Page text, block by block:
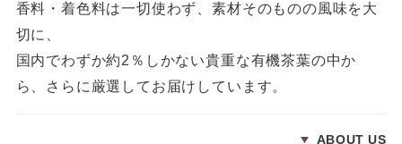
香料・着色料は一切使わず、素材そのものの風味を大
切に、
国内でわずか約2％しかない貴重な有機茶葉の中か
ら、さらに厳選してお届けしています。
ABOUT US